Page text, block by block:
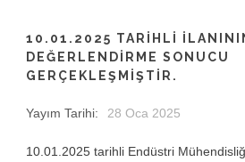
10.01.2025 TARIHLI
DEĞERLENDIRME SONUCU
GERÇEKLEŞMIŞTIR.
Yayım Tarihi: 28 Oca 2025
10.01.2025 tarihli Endüstri